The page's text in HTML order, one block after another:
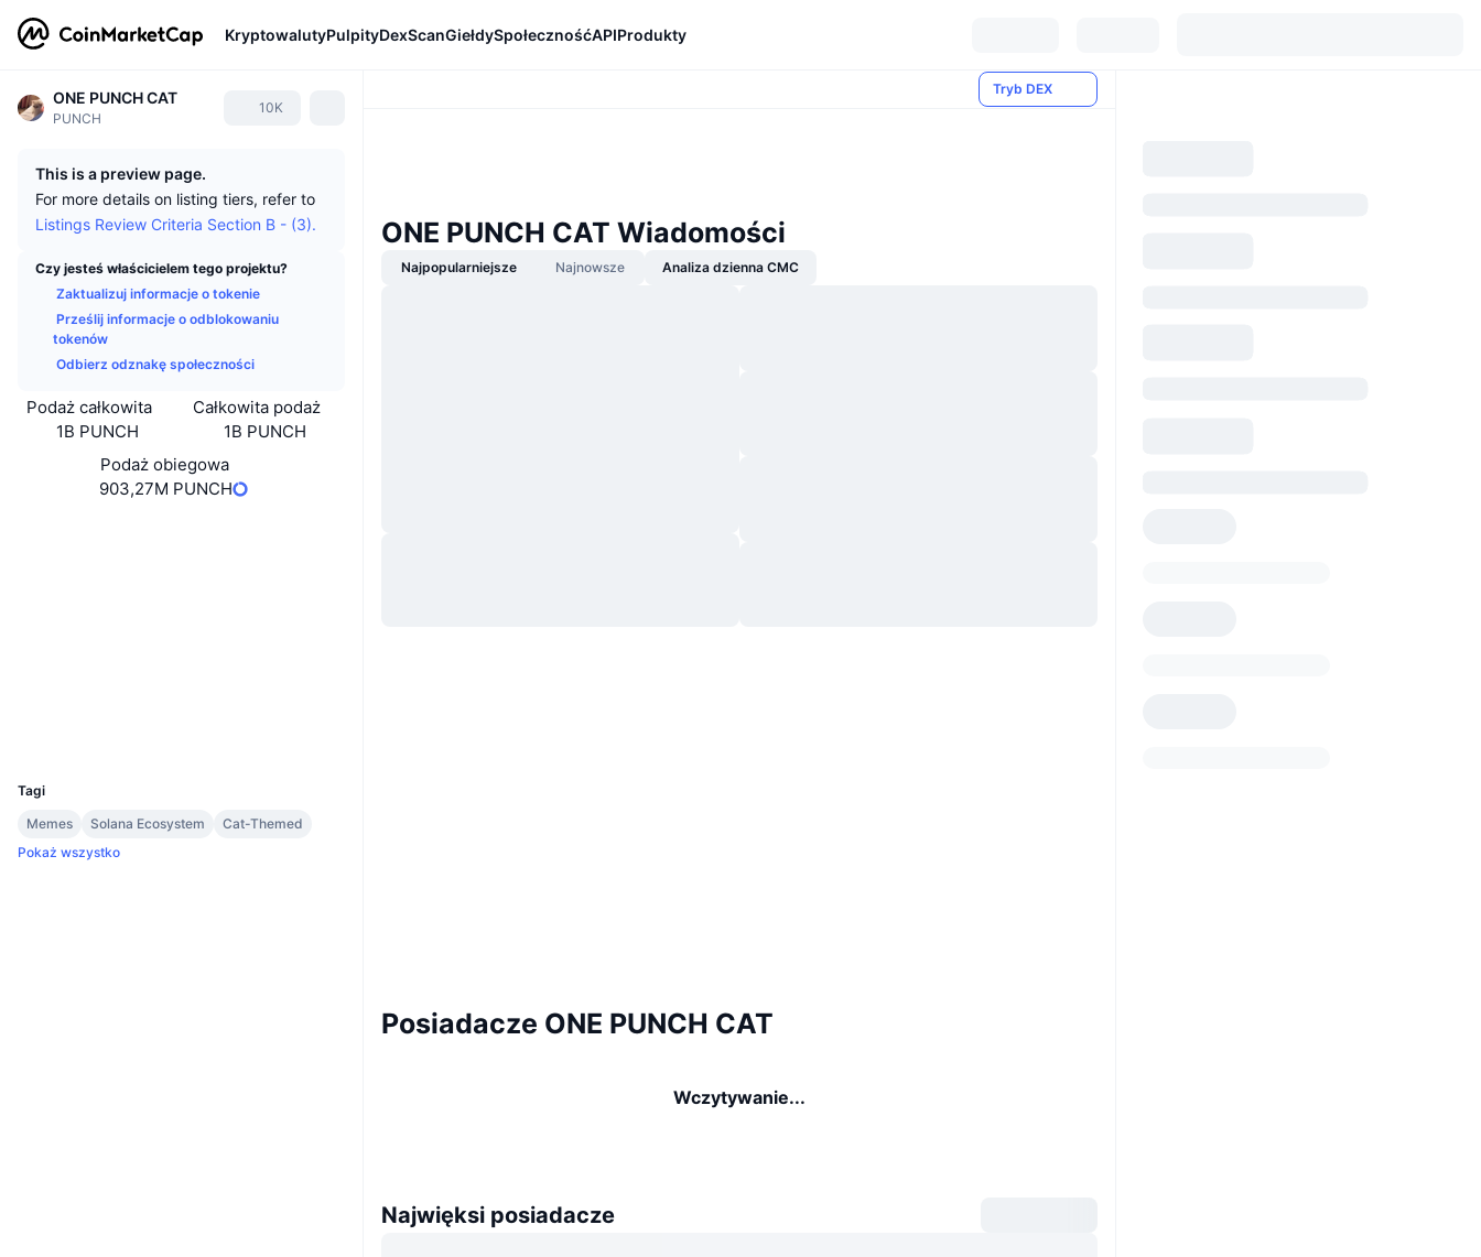
KryptowalutyPulpityDexScanGiełdySpołecznośćAPIProdukty
ONE PUNCH CAT
PUNCH
10K
This is a preview page.
For more details on listing tiers, refer to
Listings Review Criteria Section B - (3).
Czy jesteś właścicielem tego projektu?
Zaktualizuj informacje o tokenie
Prześlij informacje o odblokowaniu
tokenów
Odbierz odznakę społeczności
Podaż całkowita
1B PUNCH
Całkowita podaż
1B PUNCH
Podaż obiegowa
903,27M PUNCH
Tagi
Memes
Solana Ecosystem
Cat-Themed
Pokaż wszystko
Tryb DEX
ONE PUNCH CAT Wiadomości
Najpopularniejsze Najnowsze Analiza dzienna CMC
Posiadacze ONE PUNCH CAT
Wczytywanie...
Najwięksi posiadacze